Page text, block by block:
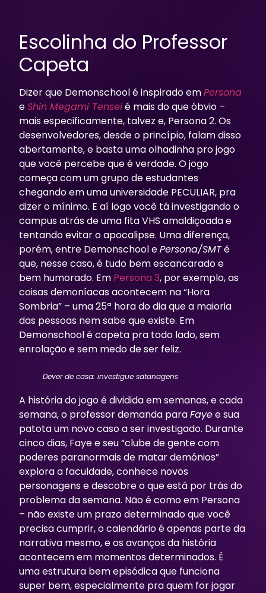
Escolinha do Professor
Capeta
Dizer que Demonschoolé inspirado emPersona
eShin Megami Tenseié mais do que óbvio –
mais especificamente, talvez e, Persona 2. Os
desenvolvedores, desde o princípio, falam disso
abertamente, e basta uma olhadinha pro jogo
que você percebe que é verdade. O jogo
começa com um grupo de estudantes
chegando em uma universidade PECULIAR, pra
dizer o mínimo. E aí logo você tá investigando o
campus atrás de uma fita VHS amaldiçoada e
tentando evitar o apocalipse. Uma diferença,
porém, entre DemonschoolePersona/SMTé
que, nesse caso, é tudo bem escancarado e
bem humorado. Em Persona 3, por exemplo, as
coisas demoníacas acontecem na “Hora
Sombria” – uma 25ª hora do dia que a maioria
das pessoas nem sabe que existe. Em
Demonschoolé capeta pra todo lado, sem
enrolação e sem medo de ser feliz.
Dever de casa: investigue satanagens
A história do jogo é dividida em semanas, e cada
semana, o professor demanda paraFayee sua
patota um novo caso a ser investigado. Durante
cinco dias, Faye e seu “clube de gente com
poderes paranormais de matar demônios”
explora a faculdade, conhece novos
personagens e descobre o que está por trás do
problema da semana. Não é como em Persona
– não existe um prazo determinado que você
precisa cumprir, o calendário é apenas parte da
narrativa mesmo, e os avanços da história
acontecem em momentos determinados. É
uma estrutura bem episódica que funciona
super bem, especialmente pra quem for jogar